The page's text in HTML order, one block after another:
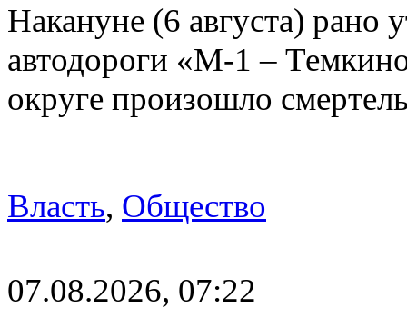
Накануне (6 августа) рано
автодороги «М-1 –
округе произошло
Власть, Общество
07.08.2026, 07:22